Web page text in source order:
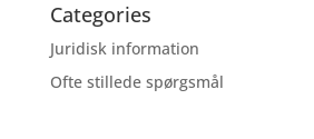
Categories
Juridisk information
Ofte stillede spørgsmål